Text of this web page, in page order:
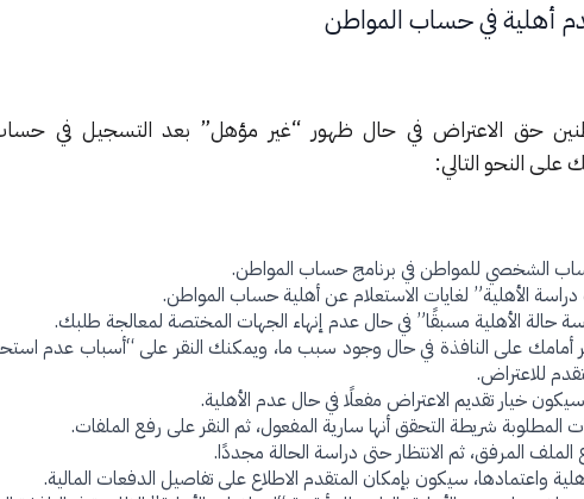
أهلية في حساب المواطن
حق الاعتراض في حال ظهور “غير مؤهل” بعد التسجيل في
على النحو التالي:
الشخصي للمواطن في برنامج حساب المواطن.
دراسة الأهلية” لغايات الاستعلام عن أهلية حساب المواطن.
حالة الأهلية مسبقًا” في حال عدم إنهاء الجهات المختصة لمعالجة طلبك.
أمامك على النافذة في حال وجود سبب ما، ويمكنك النقر على “أسباب عدم
للاعتراض.
سيكون خيار تقديم الاعتراض مفعلًا في حال عدم الأهلية.
المطلوبة شريطة التحقق أنها سارية المفعول، ثم النقر على رفع الملفات.
الملف المرفق، ثم الانتظار حتى دراسة الحالة مجددًا.
واعتمادها، سيكون بإمكان المتقدم الاطلاع على تفاصيل الدفعات المالية.